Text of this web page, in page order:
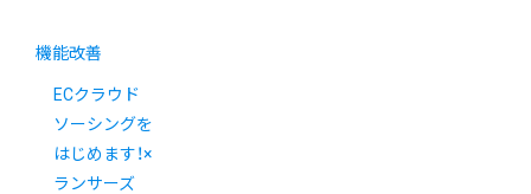
機能改善
ECクラウド
ソーシングを
はじめます！×
ランサーズ